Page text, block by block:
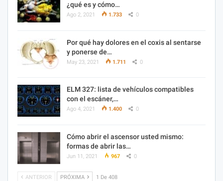
¿qué es y cómo…
Ago 2, 2021 1.733 0
Por qué hay dolores en el coxis al sentarse
y ponerse de…
May 23, 2021 1.711 0
ELM 327: lista de vehículos compatibles
con el escáner,…
Ago 4, 2021 1.400 0
Cómo abrir el ascensor usted mismo:
formas de abrir las…
Jun 11, 2021 967 0
ANTERIOR PRÓXIMA 1 De 408